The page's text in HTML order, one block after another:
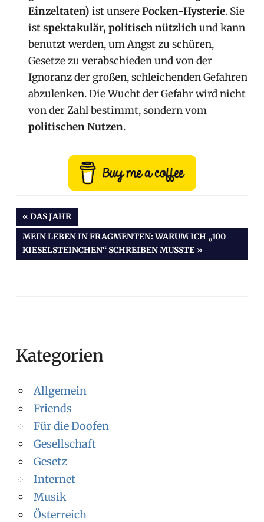
Einzeltaten) ist unserePocken-Hysterie. Sie
istspektakulär, politisch nützlichund kann
benutzt werden, um Angst zu schüren,
Gesetze zu verabschieden und von der
Ignoranz der großen, schleichenden Gefahren
abzulenken. Die Wucht der Gefahr wird nicht
von der Zahl bestimmt, sondern vom
politischen Nutzen.
Beitragsnavigation
VORHERIGER
BEITRAG:
DAS JAHR
NÄCHSTER
BEITRAG:
MEIN LEBEN IN FRAGMENTEN: WARUM ICH „100
KIESELSTEINCHEN“ SCHREIBEN MUSSTE
Kategorien
Allgemein
Friends
Für die Doofen
Gesellschaft
Gesetz
Internet
Musik
Österreich